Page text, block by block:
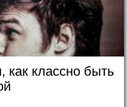
классно быть